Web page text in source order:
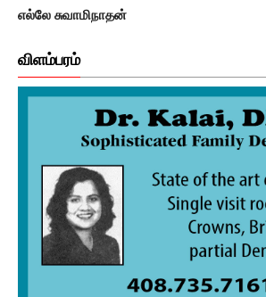
எல்லே சுவாமிநாதன்
விளம்பரம்